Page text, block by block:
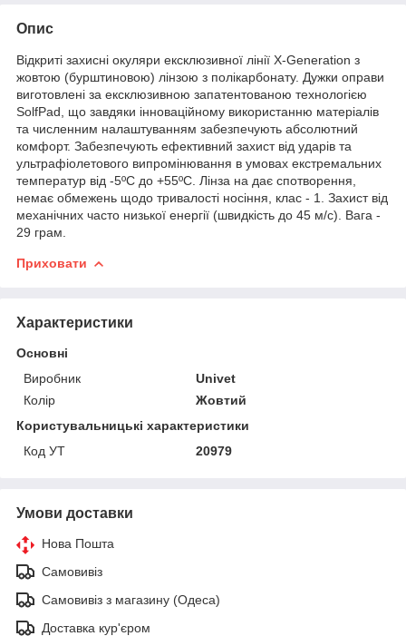
Опис
Відкриті захисні окуляри ексклюзивної лінії X-Generation з
жовтою (бурштиновою) лінзою з полікарбонату. Дужки оправи
виготовлені за ексклюзивною запатентованою технологією
SolfPad, що завдяки інноваційному використанню матеріалів
та численним налаштуванням забезпечують абсолютний
комфорт. Забезпечують ефективний захист від ударів та
ультрафіолетового випромінювання в умовах екстремальних
температур від -5ºС до +55ºС. Лінза на дає спотворення,
немає обмежень щодо тривалості носіння, клас - 1. Захист від
механічних часто низької енергії (швидкість до 45 м/с). Вага -
29 грам.
Приховати
Характеристики
Основні
Виробник
Univet
Колір
Жовтий
Користувальницькі характеристики
Код УТ
20979
Умови доставки
Нова Пошта
Самовивіз
Самовивіз з магазину (Одеса)
Доставка кур'єром